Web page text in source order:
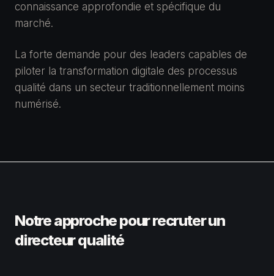
connaissance approfondie et spécifique du
marché.
La forte demande pour des leaders capables de
piloter la transformation digitale des processus
qualité dans un secteur traditionnellement moins
numérisé.
Notre approche pour recruter un
directeur qualité